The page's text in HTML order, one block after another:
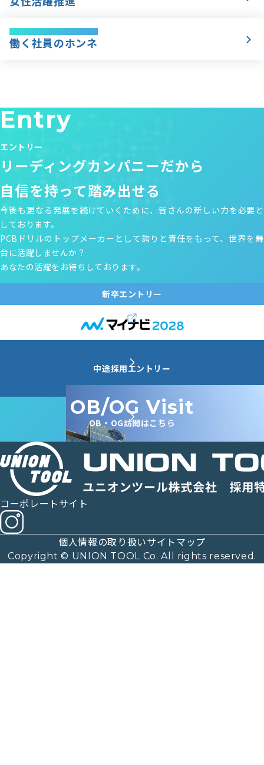
働く社員のホンネ
Entry
エントリー
リーディングカンパニーだから
自信を持って踏み出せる
今後も更なる発展を続けていくために、皆さんの新しい力を必要と
しております。
PCBドリルのトップメーカーとして誇りと責任をもって、世界を舞
台に活躍しませんか？
あなたの活躍をお待ちしております。
新卒エントリー
中途採用エントリー
OB/OG Visit
OB・OG訪問はこちら
コーポレートサイト
個人情報の取り扱いサイトマップ
Copyright © UNION TOOL Co. All rights reserved.